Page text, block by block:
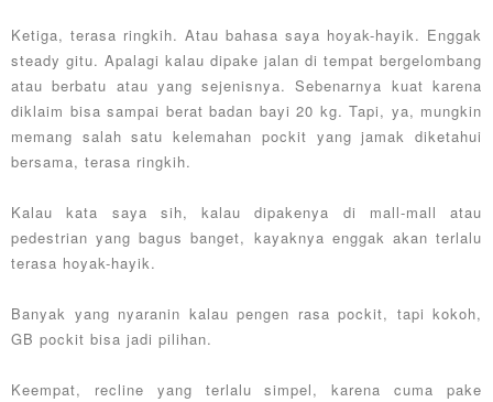
Ketiga, terasa ringkih. Atau bahasa saya hoyak-hayik. Enggak
steady gitu. Apalagi kalau dipake jalan di tempat bergelombang
atau berbatu atau yang sejenisnya. Sebenarnya kuat karena
diklaim bisa sampai berat badan bayi 20 kg. Tapi, ya, mungkin
memang salah satu kelemahan pockit yang jamak diketahui
bersama, terasa ringkih.
Kalau kata saya sih, kalau dipakenya di mall-mall atau
pedestrian yang bagus banget, kayaknya enggak akan terlalu
terasa hoyak-hayik.
Banyak yang nyaranin kalau pengen rasa pockit, tapi kokoh,
GB pockit bisa jadi pilihan.
Keempat, recline yang terlalu simpel, karena cuma pake